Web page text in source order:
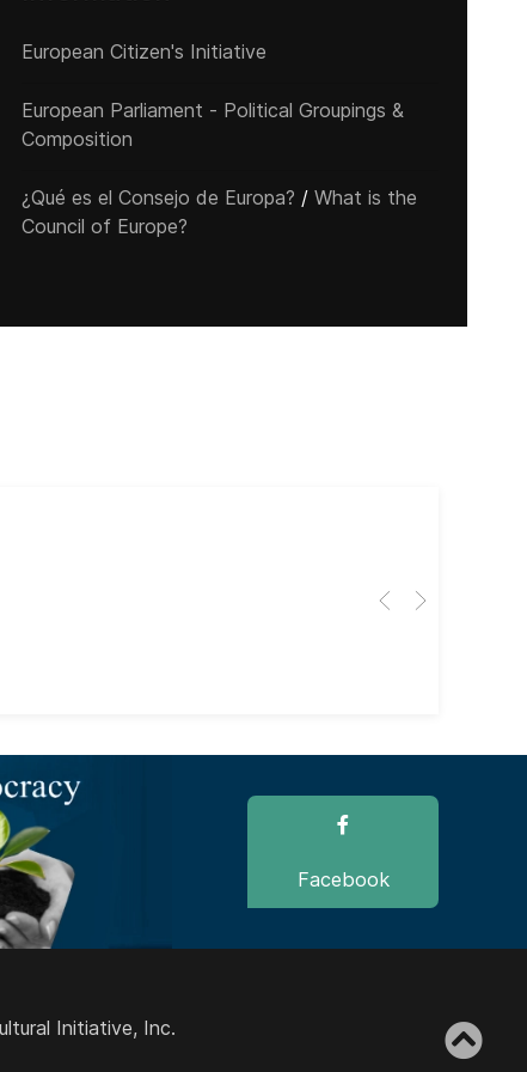
European Citizen's Initiative
European Parliament - Political Groupings &
Composition
¿Qué es el Consejo de Europa? / What is the
Council of Europe?
Facebook
Initiative, Inc.